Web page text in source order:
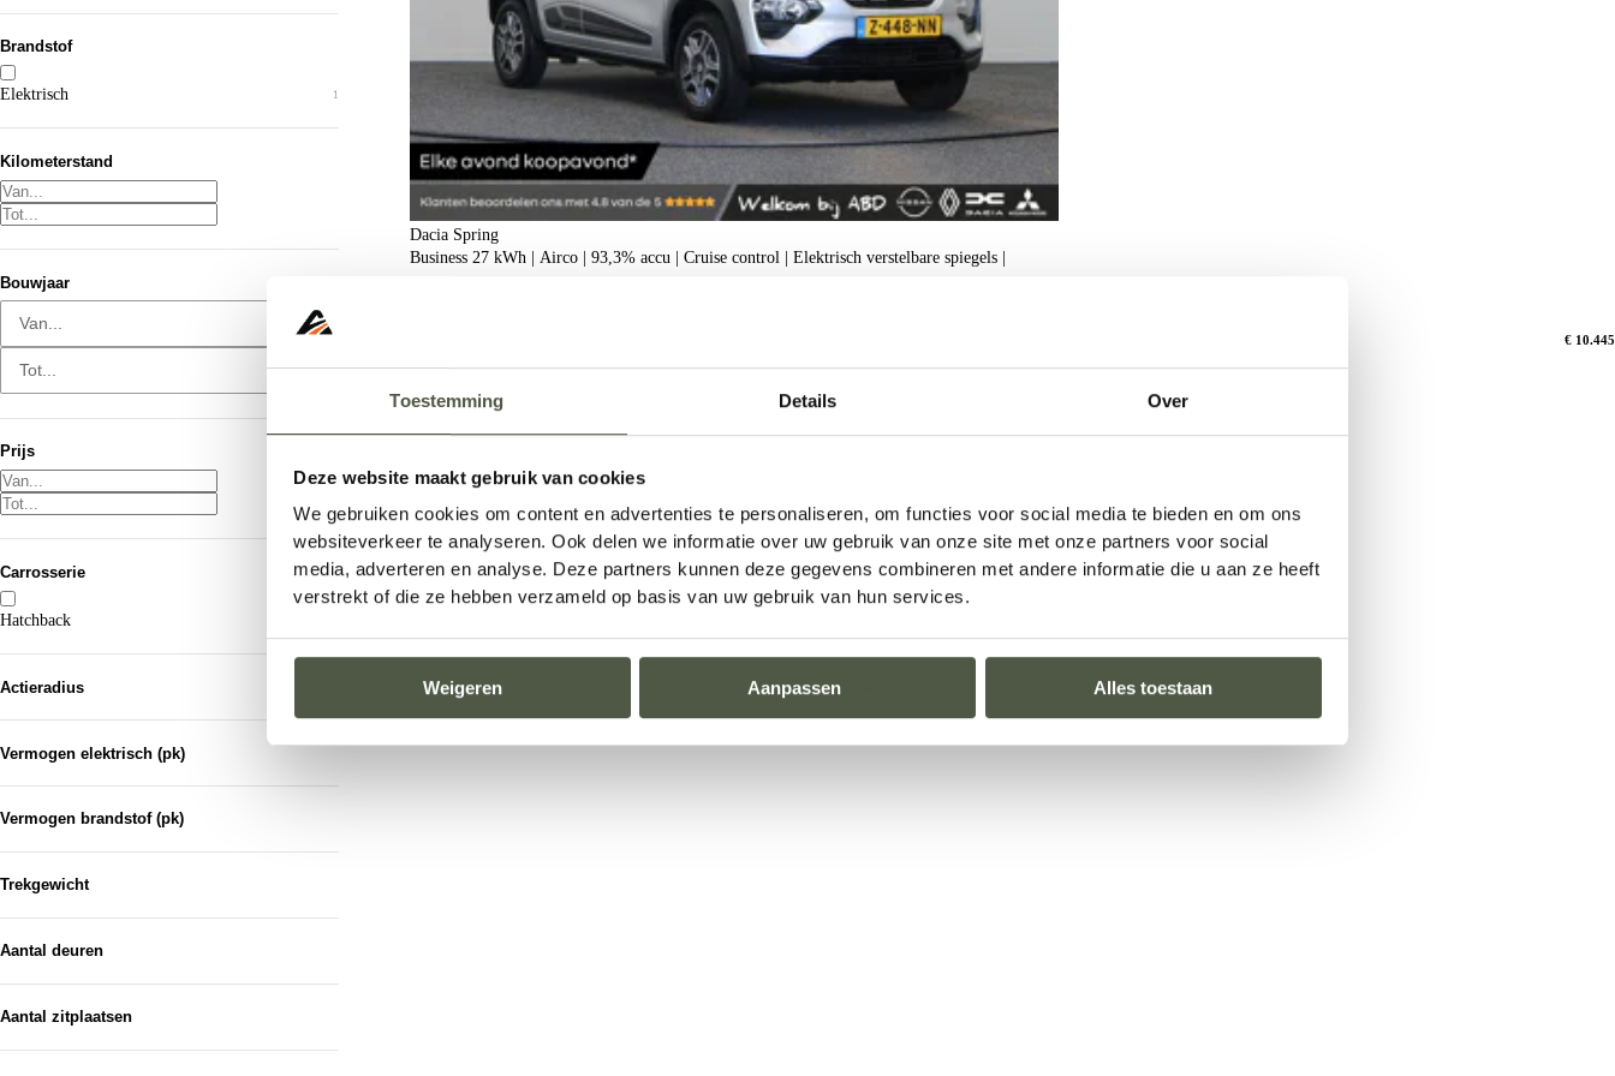
Toestemming Details Over
Deze website maakt gebruik van cookies
We gebruiken cookies om content en advertenties te personaliseren, om functies voor social media te bieden en om ons
websiteverkeer te analyseren. Ook delen we informatie over uw gebruik van onze site met onze partners voor social
media, adverteren en analyse. Deze partners kunnen deze gegevens combineren met andere informatie die u aan ze heeft
verstrekt of die ze hebben verzameld op basis van uw gebruik van hun services.
Weigeren Aanpassen Alles toestaan
Brandstof
Elektrisch 1
Kilometerstand
Bouwjaar
Prijs
Carrosserie
Hatchback
Actieradius
Vermogen elektrisch (pk)
Vermogen brandstof (pk)
Trekgewicht
Tot...
Aantal deuren
Aantal zitplaatsen
Dacia Spring
Business 27 kWh | Airco | 93,3% accu | Cruise control | Elektrisch verstelbare spiegels |
€ 10.445
Vorige 1